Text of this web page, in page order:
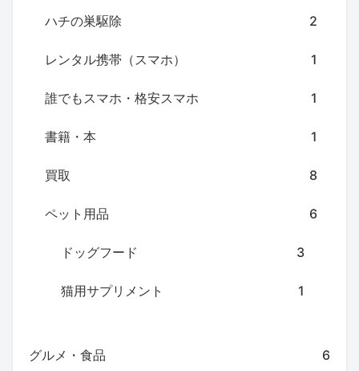
ハチの巣駆除 2
レンタル携帯（スマホ） 1
誰でもスマホ・格安スマホ 1
書籍・本 1
買取 8
ペット用品 6
ドッグフード 3
猫用サプリメント 1
グルメ・食品 6